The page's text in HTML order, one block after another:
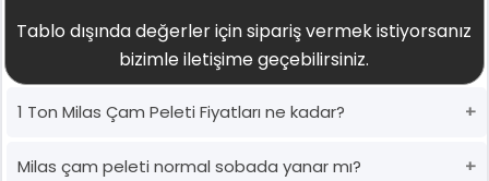
Tablo dışında değerler için sipariş vermek istiyorsanız
bizimle iletişime geçebilirsiniz.
1 Ton Milas Çam Peleti Fiyatları ne kadar?
Milas çam peleti normal sobada yanar mı?